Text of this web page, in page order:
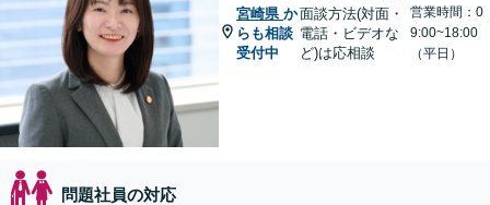
宮崎県 か
らも相談
受付中
面談方法(対面・
電話・ビデオな
ど)は応相談
営業時間：0
9:00~18:00
（平日）
問題社員の対応